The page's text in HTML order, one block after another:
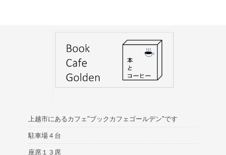
上越市にあるカフェ"ブックカフェゴールデン"です
駐車場４台
座席１３席